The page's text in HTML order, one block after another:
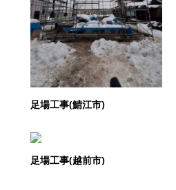
足場工事(鯖江市)
足場工事(越前市)